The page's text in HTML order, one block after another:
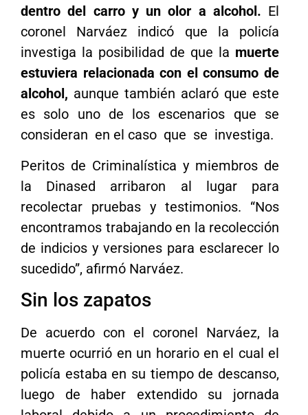
dentro del carro y un olor a alcohol. El
coronel Narváez indicó que la policía
investiga la posibilidad de que la muerte
estuviera relacionada con el consumo de
alcohol, aunque también aclaró que este
es solo uno de los escenarios que se
consideran en el caso que se investiga.
Peritos de Criminalística y miembros de
la Dinased arribaron al lugar para
recolectar pruebas y testimonios. “Nos
encontramos trabajando en la recolección
de indicios y versiones para esclarecer lo
sucedido”, afirmó Narváez.
Sin los zapatos
De acuerdo con el coronel Narváez, la
muerte ocurrió en un horario en el cual el
policía estaba en su tiempo de descanso,
luego de haber extendido su jornada